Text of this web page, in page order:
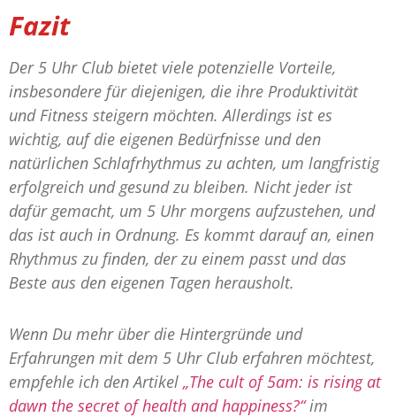
Fazit
Der 5 Uhr Club bietet viele potenzielle Vorteile,
insbesondere für diejenigen, die ihre Produktivität
und Fitness steigern möchten. Allerdings ist es
wichtig, auf die eigenen Bedürfnisse und den
natürlichen Schlafrhythmus zu achten, um langfristig
erfolgreich und gesund zu bleiben. Nicht jeder ist
dafür gemacht, um 5 Uhr morgens aufzustehen, und
das ist auch in Ordnung. Es kommt darauf an, einen
Rhythmus zu finden, der zu einem passt und das
Beste aus den eigenen Tagen herausholt.
Wenn Du mehr über die Hintergründe und
Erfahrungen mit dem 5 Uhr Club erfahren möchtest,
empfehle ich den Artikel „The cult of 5am: is rising at
dawn the secret of health and happiness?“im